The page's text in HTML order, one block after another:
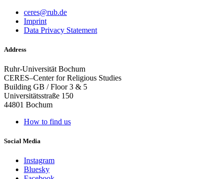
ceres@rub.de
Imprint
Data Privacy Statement
Address
Ruhr-Universität Bochum
CERES–Center for Religious Studies
Building GB / Floor 3 & 5
Universitätsstraße 150
44801 Bochum
How to find us
Social Media
Instagram
Bluesky